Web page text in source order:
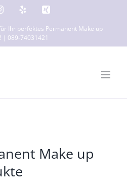
Instagram
für Ihr perfektes Permanent Make up
| 089-74031421
Make up